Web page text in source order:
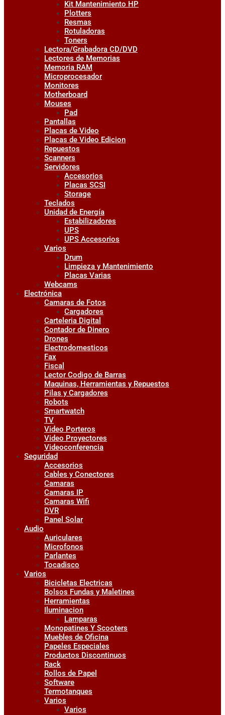
Kit Mantenimiento HP
Plotters
Resmas
Rotuladoras
Toners
Lectora/Grabadora CD/DVD
Lectores de Memorias
Memoria RAM
Microprocesador
Monitores
Motherboard
Mouses
Pad
Pantallas
Placas de Video
Placas de Video Edicion
Repuestos
Scanners
Servidores
Accesorios
Placas SCSI
Storage
Teclados
Unidad de Energía
Estabilizadores
UPS
UPS Accesorios
Varios
Drum
Limpieza y Mantenimiento
Placas Varias
Webcams
Electrónica
Camaras de Fotos
Cargadores
Carteleria Digital
Contador de Dinero
Drones
Electrodomesticos
Fax
Fiscal
Lector Codigo de Barras
Maquinas, Herramientas y Repuestos
Pilas y Cargadores
Robots
Smartwatch
TV
Video Porteros
Video Proyectores
Videoconferencia
Seguridad
Accesorios
Cables y Conectores
Camaras
Camaras IP
Camaras Wifi
DVR
Panel Solar
Audio
Auriculares
Microfonos
Parlantes
Tocadisco
Varios
Bicicletas Electricas
Bolsos Fundas y Maletines
Herramientas
Iluminacion
Lamparas
Monopatines Y Scooters
Muebles de Oficina
Papeles Especiales
Productos Discontinuos
Rack
Rollos de Papel
Software
Termotanques
Varios
Varios